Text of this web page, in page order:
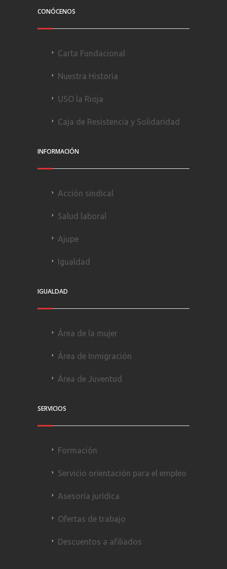
CONÓCENOS
Carta Fundacional
Nuestra Historia
USO la Rioja
Caja de Resistencia y Solidaridad
INFORMACIÓN
Acción sindical
Salud laboral
Ajupe
Igualdad
IGUALDAD
Área de la mujer
Área de Inmigración
Área de Juventud
SERVICIOS
Formación
Servicio orientación para el empleo
Asesoría jurídica
Ofertas de trabajo
Descuentos a afiliados